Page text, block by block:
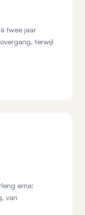
twee jaar
terwijl
erna:
van